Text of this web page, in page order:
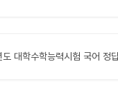
대학수학능력시험 국어